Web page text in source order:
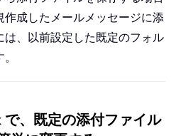
成したメールメッセージに添
、以前設定した既定のフォル
、既定の添付ファイル